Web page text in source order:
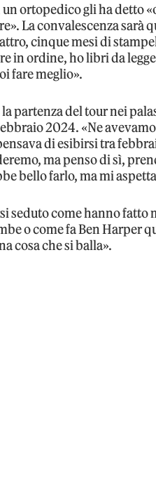
ortopedico gli ha detto
La convalescenza sarà
cinque mesi di
in ordine, ho libri da
fare meglio».
partenza del tour nei
2024. «Ne
di esibirsi tra
ma penso di sì,
bello farlo, ma mi
seduto come hanno
o come fa Ben Harper
cosa che si balla».